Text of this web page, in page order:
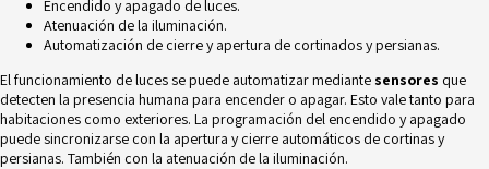
Encendido y apagado de luces.
Atenuación de la iluminación.
Automatización de cierre y apertura de cortinados y persianas.
El funcionamiento de luces se puede automatizar mediante sensores que
detecten la presencia humana para encender o apagar. Esto vale tanto para
habitaciones como exteriores. La programación del encendido y apagado
puede sincronizarse con la apertura y cierre automáticos de cortinas y
persianas. También con la atenuación de la iluminación.